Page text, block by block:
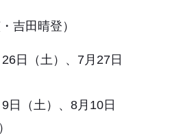
吉田晴登）
日（土）、7月27日
日（土）、8月10日